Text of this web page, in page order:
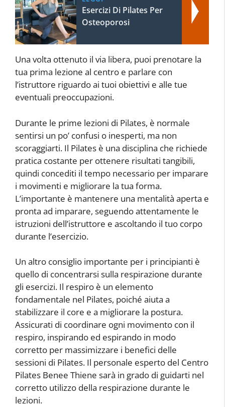
Esercizi Di Pilates Per
Osteoporosi
Una volta ottenuto il via libera, puoi prenotare la
tua prima lezione al centro e parlare con
l’istruttore riguardo ai tuoi obiettivi e alle tue
eventuali preoccupazioni.
Durante le prime lezioni di Pilates, è normale
sentirsi un po’ confusi o inesperti, ma non
scoraggiarti. Il Pilates è una disciplina che richiede
pratica costante per ottenere risultati tangibili,
quindi concediti il tempo necessario per imparare
i movimenti e migliorare la tua forma.
L’importante è mantenere una mentalità aperta e
pronta ad imparare, seguendo attentamente le
istruzioni dell’istruttore e ascoltando il tuo corpo
durante l’esercizio.
Un altro consiglio importante per i principianti è
quello di concentrarsi sulla respirazione durante
gli esercizi. Il respiro è un elemento
fondamentale nel Pilates, poiché aiuta a
stabilizzare il core e a migliorare la postura.
Assicurati di coordinare ogni movimento con il
respiro, inspirando ed espirando in modo
corretto per massimizzare i benefici delle
sessioni di Pilates. Il personale esperto del Centro
Pilates Benee Thiene sarà in grado di guidarti nel
corretto utilizzo della respirazione durante le
lezioni.